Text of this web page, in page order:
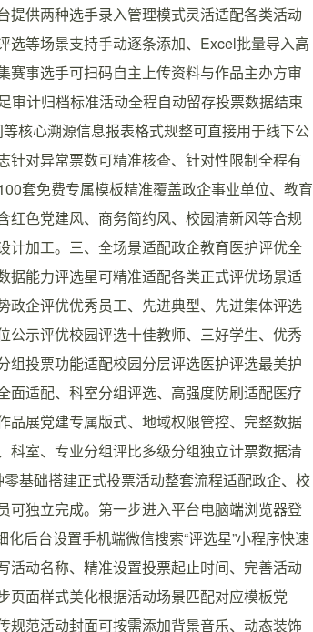
提供两种选手录入管理模式灵活适配各类活动
选等场景支持手动逐条添加、Excel批量导入高
赛事选手可扫码自主上传资料与作品主办方审
审计归档标准活动全程自动留存投票数据结束
核心溯源信息报表格式规整可直接用于线下公
对异常票数可精准核查、针对性限制全程有
套免费专属模板精准覆盖政企事业单位、教育
红色党建风、商务简约风、校园清新风等合规
计加工。三、全场景适配政企教育医护评优全
据能力评选星可精准适配各类正式评优场景适
政企评优优秀员工、先进典型、先进集体评选
公示评优校园评选十佳教师、三好学生、优秀
投票功能适配校园分层评选医护评选最美护
面适配、科室分组评选、高强度防刷适配医疗
品展党建专属版式、地域权限管控、完整数据
科室、专业分组评比多级分组独立计票数据清
基础搭建正式投票活动整套流程适配政企、校
可独立完成。第一步进入平台电脑端浏览器登
后台设置手机端微信搜索“评选星”小程序快速
活动名称、精准设置投票起止时间、完善活动
页面样式美化根据活动场景匹配对应模板党
规范活动封面可按需添加背景音乐、动态装饰